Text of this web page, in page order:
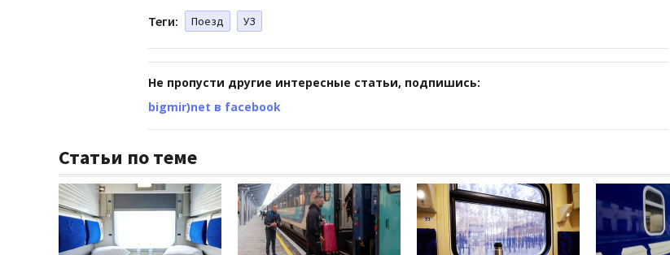
Теги: Поезд УЗ
Не пропусти другие интересные статьи, подпишись:
bigmir)net в facebook
Статьи по теме